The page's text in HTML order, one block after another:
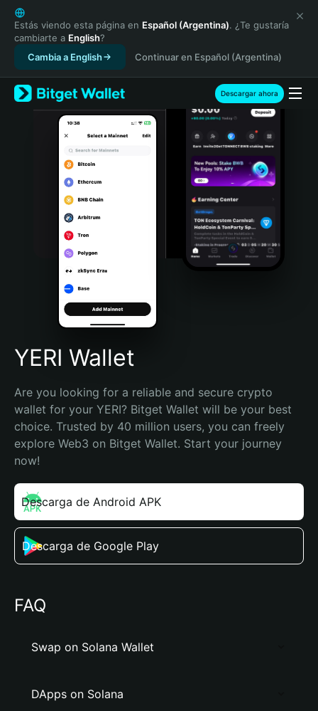
English
日本語
Tiếng Việt
Русский
Español (Latinoamérica)
Türkçe
Italiano
Português (Portugal)
Bahasa Indonesia
Português (Brasil)
Español (Argentina)
Estás viendo esta página en Español (Argentina). ¿Te gustaría
cambiarte a English?
Cambia a English
Continuar en Español (Argentina)
Descargar ahora
YERI Wallet
Are you looking for a reliable and secure crypto
wallet for your YERI? Bitget Wallet will be your best
choice. Trusted by 40 million users, you can freely
explore Web3 on Bitget Wallet. Start your journey
now!
Descarga de Android APK
Descarga de Google Play
FAQ
Swap on Solana Wallet
DApps on Solana